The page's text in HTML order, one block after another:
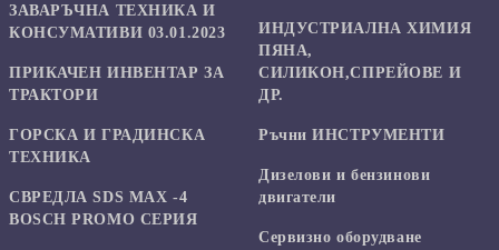
ЗАВАРЪЧНА ТЕХНИКА И
КОНСУМАТИВИ 03.01.2023
ПРИКАЧЕН ИНВЕНТАР ЗА
ТРАКТОРИ
ГОРСКА И ГРАДИНСКА
ТЕХНИКА
СВРЕДЛА SDS MAX -4
BOSCH PROMO СЕРИЯ
ИНДУСТРИАЛНА ХИМИЯ
ПЯНА,
СИЛИКОН,СПРЕЙОВЕ И
ДР.
Ръчни ИНСТРУМЕНТИ
Дизелови и бензинови
двигатели
Сервизно оборудване